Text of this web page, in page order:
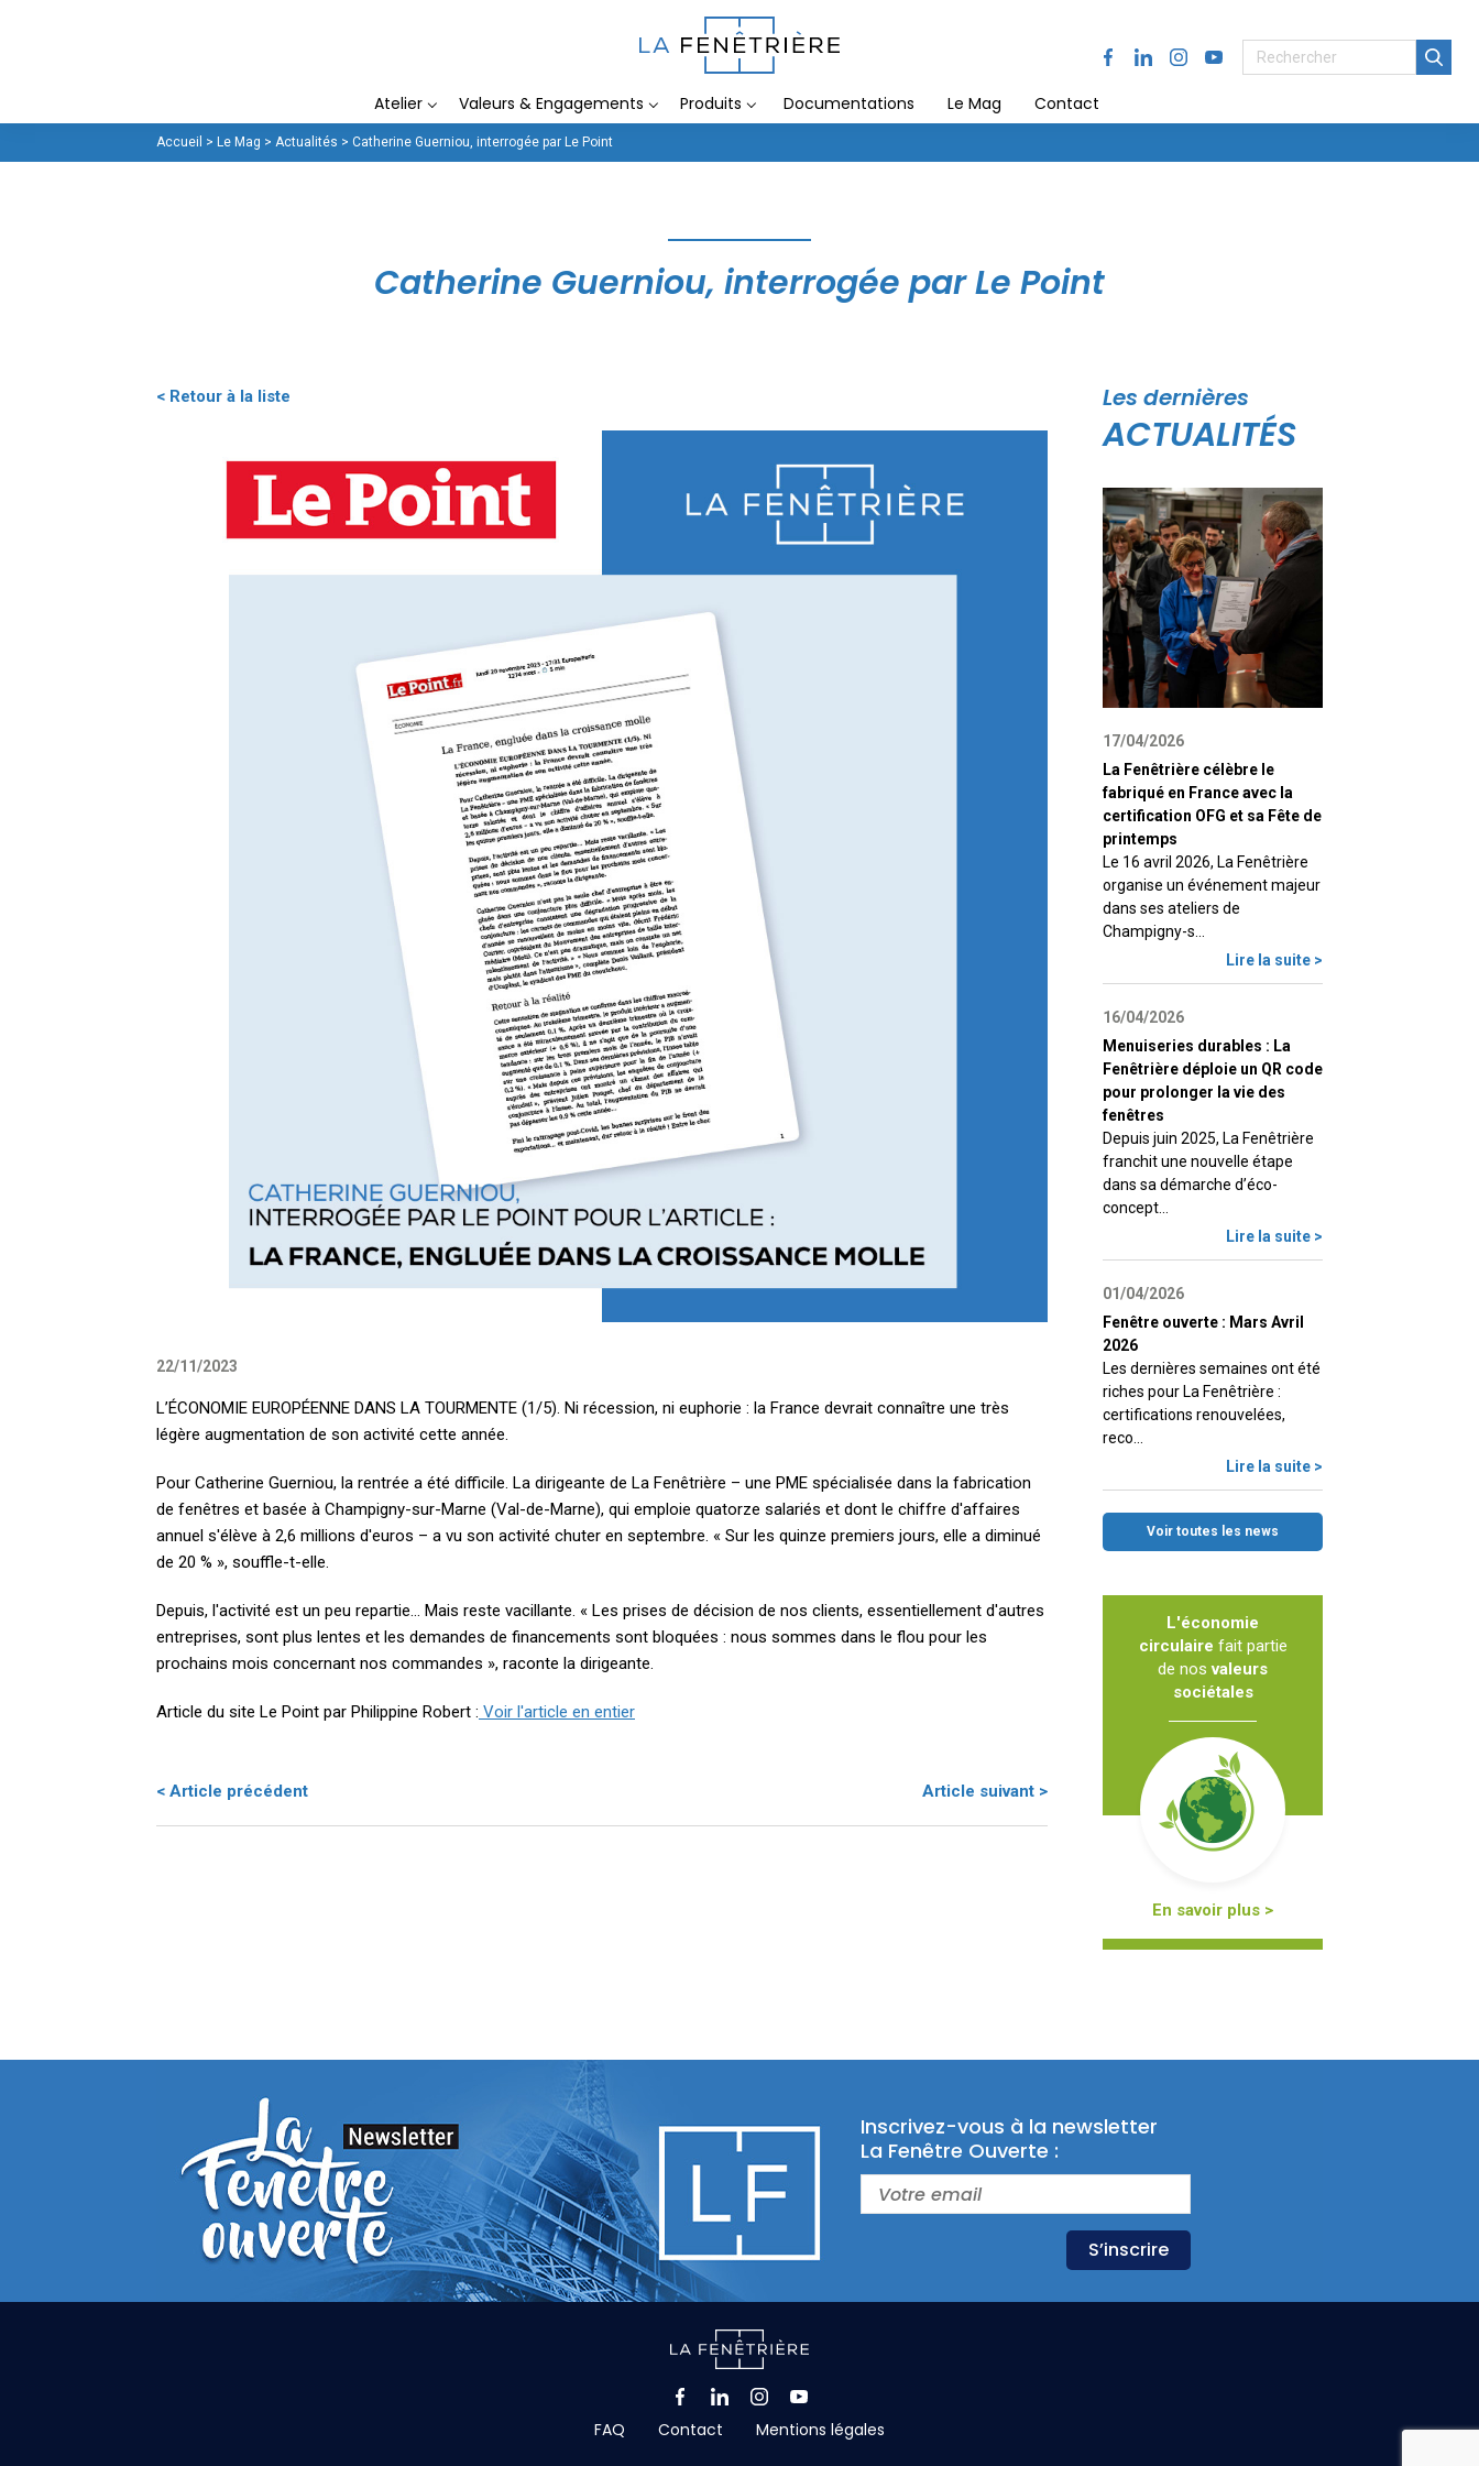
Atelier Valeurs & Engagements Produits Documentations Le Mag Contact
Facebook
LinkedInInstagram
Youtube
Accueil > Le Mag > Actualités > Catherine Guerniou, interrogée par Le Point
Catherine Guerniou, interrogée par Le Point
< Retour à la liste
22/11/2023
L’ÉCONOMIE EUROPÉENNE DANS LA TOURMENTE (1/5). Ni récession, ni euphorie : la France devrait connaître une très
légère augmentation de son activité cette année.
Pour Catherine Guerniou, la rentrée a été difficile. La dirigeante de La Fenêtrière – une PME spécialisée dans la fabrication
de fenêtres et basée à Champigny-sur-Marne (Val-de-Marne), qui emploie quatorze salariés et dont le chiffre d'affaires
annuel s'élève à 2,6 millions d'euros – a vu son activité chuter en septembre. « Sur les quinze premiers jours, elle a diminué
de 20 % », souffle-t-elle.
Depuis, l'activité est un peu repartie… Mais reste vacillante. « Les prises de décision de nos clients, essentiellement d'autres
entreprises, sont plus lentes et les demandes de financements sont bloquées : nous sommes dans le flou pour les
prochains mois concernant nos commandes », raconte la dirigeante.
Article du site Le Point par Philippine Robert : Voir l'article en entier
< Article précédent Article suivant >
Les dernières
ACTUALITÉS
17/04/2026
La Fenêtrière célèbre le
fabriqué en France avec la
certification OFG et sa Fête de
printemps
Le 16 avril 2026, La Fenêtrière
organise un événement majeur
dans ses ateliers de
Champigny-s...
Lire la suite >
16/04/2026
Menuiseries durables : La
Fenêtrière déploie un QR code
pour prolonger la vie des
fenêtres
Depuis juin 2025, La Fenêtrière
franchit une nouvelle étape
dans sa démarche d’éco-
concept...
Lire la suite >
01/04/2026
Fenêtre ouverte : Mars Avril
2026
Les dernières semaines ont été
riches pour La Fenêtrière :
certifications renouvelées,
reco...
Lire la suite >
Voir toutes les news
L'économie
circulaire fait partie
de nosvaleurs
sociétales
En savoir plus >
Inscrivez-vous à la newsletter
La Fenêtre Ouverte :
S’inscrire
Facebook
LinkedInInstagramYoutube
FAQ Contact Mentions légales